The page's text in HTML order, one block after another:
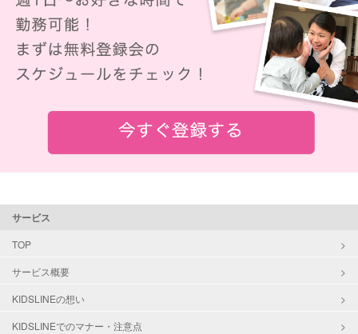
サービス
TOP
サービス概要
KIDSLINEの想い
KIDSLINEでのマナー・注意点